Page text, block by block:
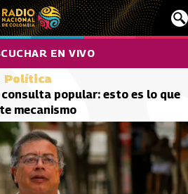
EN VIVO
Política
popular: esto es lo que
mecanismo